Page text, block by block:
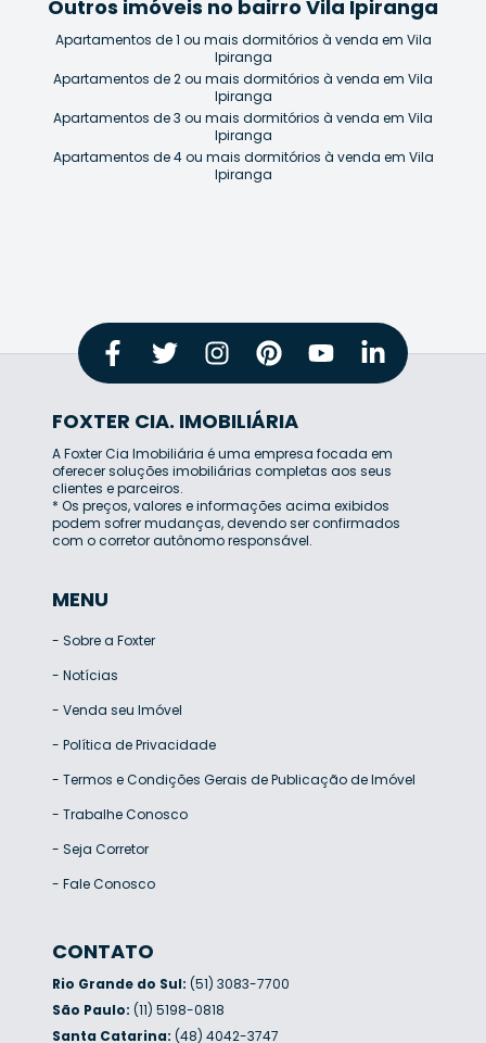
Outros imóveis no bairro Vila Ipiranga
Apartamentos de 1 ou mais dormitórios à venda em Vila
Ipiranga
Apartamentos de 2 ou mais dormitórios à venda em Vila
Ipiranga
Apartamentos de 3 ou mais dormitórios à venda em Vila
Ipiranga
Apartamentos de 4 ou mais dormitórios à venda em Vila
Ipiranga
FOXTER CIA. IMOBILIÁRIA
A Foxter Cia Imobiliária é uma empresa focada em
oferecer soluções imobiliárias completas aos seus
clientes e parceiros.
* Os preços, valores e informações acima exibidos
podem sofrer mudanças, devendo ser confirmados
com o corretor autônomo responsável.
MENU
- Sobre a Foxter
- Notícias
- Venda seu Imóvel
- Política de Privacidade
- Termos e Condições Gerais de Publicação de Imóvel
- Trabalhe Conosco
- Seja Corretor
- Fale Conosco
CONTATO
Rio Grande do Sul: (51) 3083-7700
São Paulo: (11) 5198-0818
Santa Catarina: (48) 4042-3747